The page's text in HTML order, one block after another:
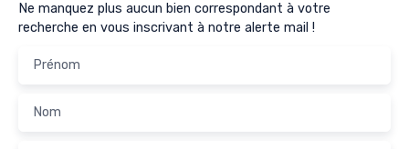
Ne manquez plus aucun bien correspondant à votre
recherche en vous inscrivant à notre alerte mail !
Prénom
Nom